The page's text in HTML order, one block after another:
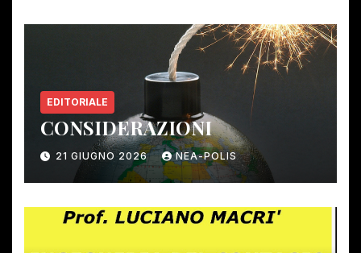
EDITORIALE
CONSIDERAZIONI
21 GIUGNO 2026 NEA-POLIS